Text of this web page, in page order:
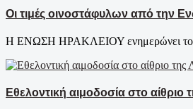
Οι τιμές οινοστάφυλων από την
Η ΕΝΩΣΗ ΗΡΑΚΛΕΙΟΥ ενημερώνει τους
Εθελοντική αιμοδοσία στο αίθριο